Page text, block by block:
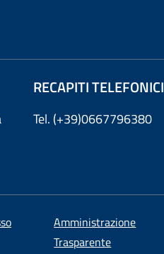
RECAPITI TELEFONICI
Tel. (+39)0667796380
Amministrazione
Trasparente